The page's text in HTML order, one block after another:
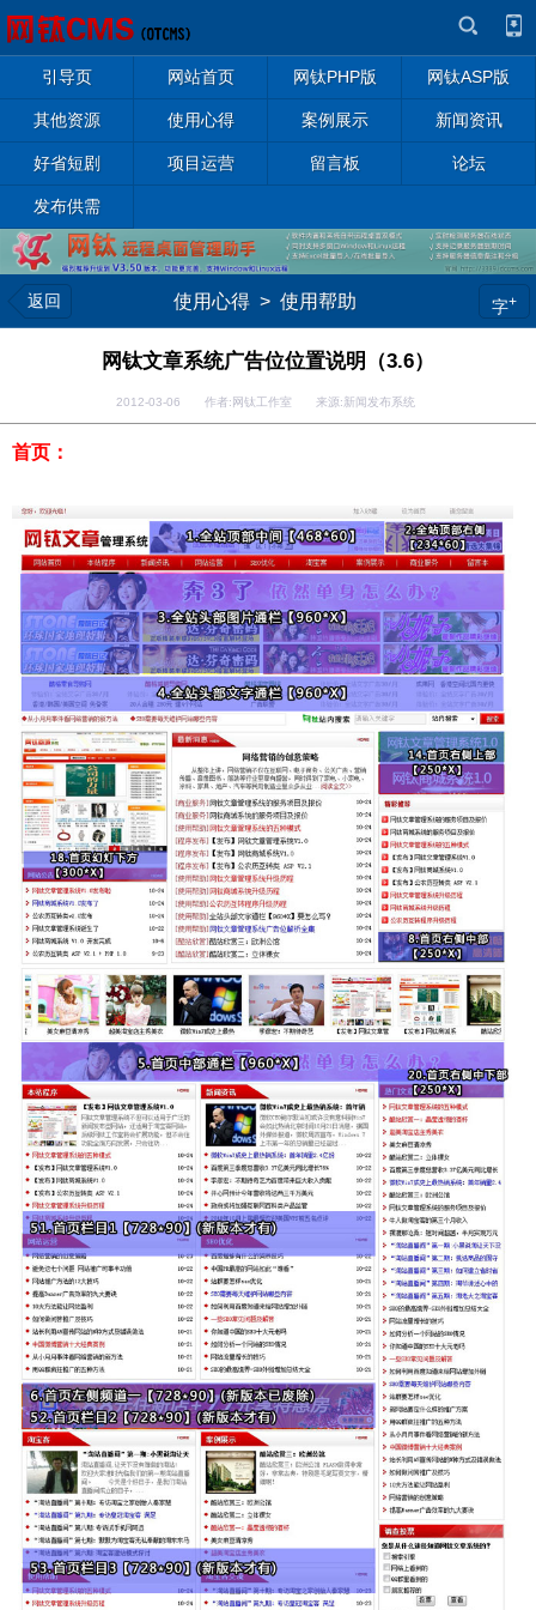
引导页 网站首页 网钛PHP版 网钛ASP版
其他资源 使用心得 案例展示 新闻资讯
好省短剧 项目运营 留言板 论坛
发布供需
返回 使用心得 > 使用帮助 字+
网钛文章系统广告位位置说明（3.6）
2012-03-06 作者:网钛工作室 来源:新闻发布系统
首页：